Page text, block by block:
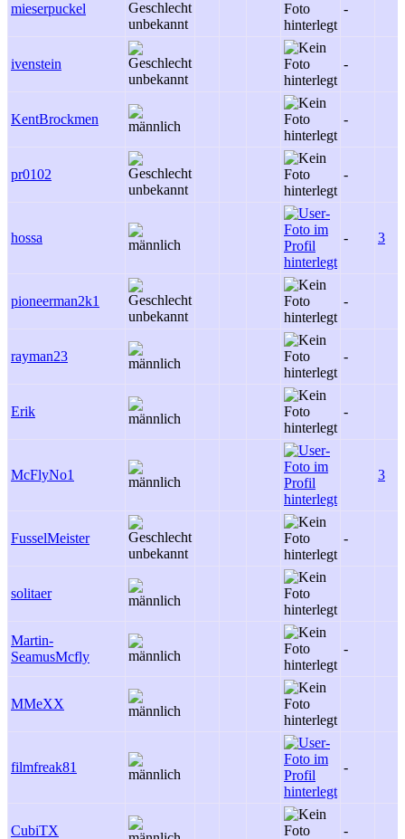
mieserpuckel -
ivenstein -
KentBrockmen -
pr0102 -
hossa - 3
pioneerman2k1 -
rayman23 -
Erik -
McFlyNo1 3
FusselMeister -
solitaer
Martin-
SeamusMcfly
-
MMeXX
filmfreak81 -
CubiTX -